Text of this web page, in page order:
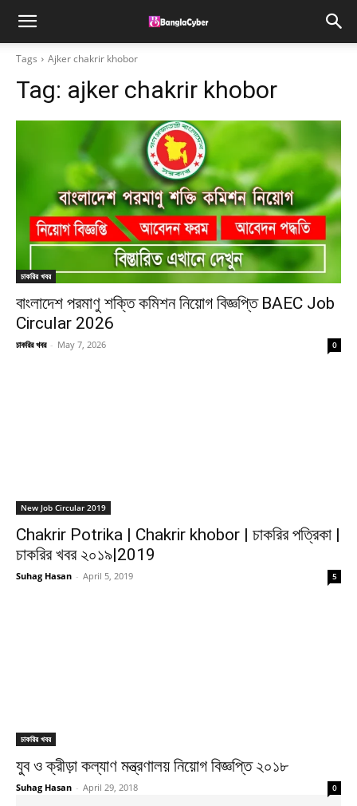
Tags Ajker chakrir khobor
Tag: ajker chakrir khobor
চাকরির খবর
বাংলাদেশ পরমাণু শক্তি কমিশন নিয়োগ বিজ্ঞপ্তি BAEC Job
Circular 2026
চাকরির খবর - May 7, 2026 0
New Job Circular 2019
Chakrir Potrika | Chakrir khobor | চাকরির পত্রিকা |
চাকরির খবর ২০১৯|2019
Suhag Hasan - April 5, 2019 5
চাকরির খবর
যুব ও ক্রীড়া কল্যাণ মন্ত্রণালয় নিয়োগ বিজ্ঞপ্তি ২০১৮
Suhag Hasan - April 29, 2018 0